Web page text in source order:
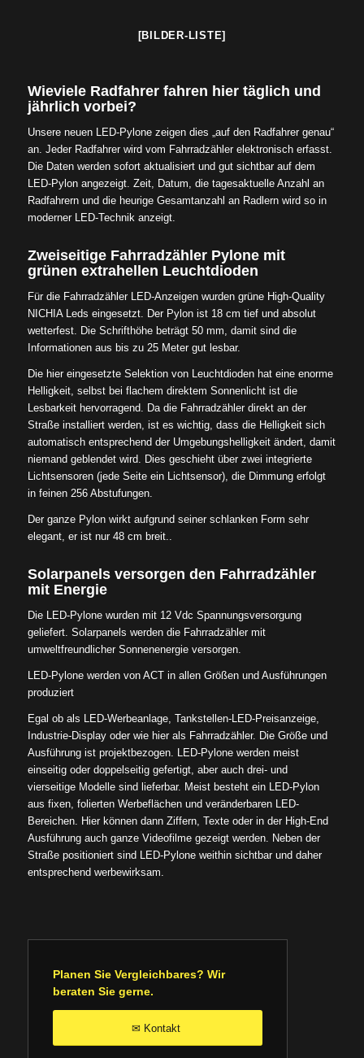
[BILDER-LISTE]
Wieviele Radfahrer fahren hier täglich und
jährlich vorbei?
Unsere neuen LED-Pylone zeigen dies „auf den Radfahrer genau“
an. Jeder Radfahrer wird vom Fahrradzähler elektronisch erfasst.
Die Daten werden sofort aktualisiert und gut sichtbar auf dem
LED-Pylon angezeigt. Zeit, Datum, die tagesaktuelle Anzahl an
Radfahrern und die heurige Gesamtanzahl an Radlern wird so in
moderner LED-Technik anzeigt.
Zweiseitige Fahrradzähler Pylone mit
grünen extrahellen Leuchtdioden
Für die Fahrradzähler LED-Anzeigen wurden grüne High-Quality
NICHIA Leds eingesetzt. Der Pylon ist 18 cm tief und absolut
wetterfest. Die Schrifthöhe beträgt 50 mm, damit sind die
Informationen aus bis zu 25 Meter gut lesbar.
Die hier eingesetzte Selektion von Leuchtdioden hat eine enorme
Helligkeit, selbst bei flachem direktem Sonnenlicht ist die
Lesbarkeit hervorragend. Da die Fahrradzähler direkt an der
Straße installiert werden, ist es wichtig, dass die Helligkeit sich
automatisch entsprechend der Umgebungshelligkeit ändert, damit
niemand geblendet wird. Dies geschieht über zwei integrierte
Lichtsensoren (jede Seite ein Lichtsensor), die Dimmung erfolgt
in feinen 256 Abstufungen.
Der ganze Pylon wirkt aufgrund seiner schlanken Form sehr
elegant, er ist nur 48 cm breit..
Solarpanels versorgen den Fahrradzähler
mit Energie
Die LED-Pylone wurden mit 12 Vdc Spannungsversorgung
geliefert. Solarpanels werden die Fahrradzähler mit
umweltfreundlicher Sonnenenergie versorgen.
LED-Pylone werden von ACT in allen Größen und Ausführungen
produziert
Egal ob als LED-Werbeanlage, Tankstellen-LED-Preisanzeige,
Industrie-Display oder wie hier als Fahrradzähler. Die Größe und
Ausführung ist projektbezogen. LED-Pylone werden meist
einseitig oder doppelseitig gefertigt, aber auch drei- und
vierseitige Modelle sind lieferbar. Meist besteht ein LED-Pylon
aus fixen, folierten Werbeflächen und veränderbaren LED-
Bereichen. Hier können dann Ziffern, Texte oder in der High-End
Ausführung auch ganze Videofilme gezeigt werden. Neben der
Straße positioniert sind LED-Pylone weithin sichtbar und daher
entsprechend werbewirksam.
Planen Sie Vergleichbares? Wir
beraten Sie gerne.
✉ Kontakt